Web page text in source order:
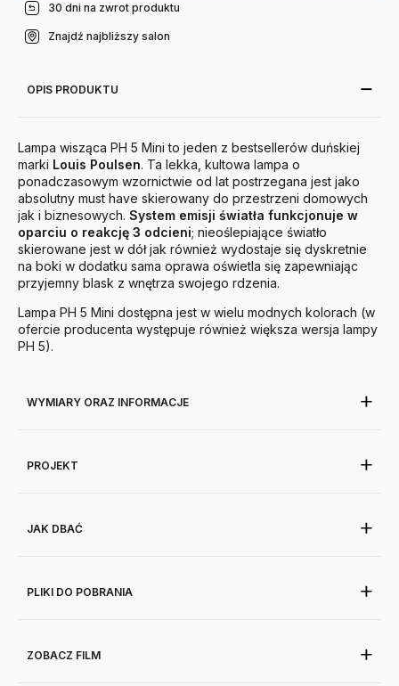
30 dni na zwrot produktu
Znajdź najbliższy salon
OPIS PRODUKTU
Lampa wisząca PH 5 Mini to jeden z bestsellerów duńskiej
marki Louis Poulsen. Ta lekka, kultowa lampa o
ponadczasowym wzornictwie od lat postrzegana jest jako
absolutny must have skierowany do przestrzeni domowych
jak i biznesowych. System emisji światła funkcjonuje w
oparciu o reakcję 3 odcieni; nieoślepiające światło
skierowane jest w dół jak również wydostaje się dyskretnie
na boki w dodatku sama oprawa oświetla się zapewniając
przyjemny blask z wnętrza swojego rdzenia.
Lampa PH 5 Mini dostępna jest w wielu modnych kolorach (w
ofercie producenta występuje również większa wersja lampy
PH 5).
WYMIARY ORAZ INFORMACJE
PROJEKT
JAK DBAĆ
PLIKI DO POBRANIA
ZOBACZ FILM